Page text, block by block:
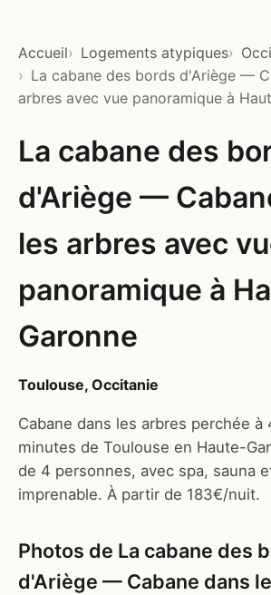
Accueil Logements atypiques
La cabane des bords d'Ariège —
arbres avec vue panoramique à
La cabane des
d'Ariège —
les arbres avec
panoramique à
Garonne
Toulouse, Occitanie
Cabane dans les arbres perchée à
minutes de Toulouse en Haute-
de 4 personnes, avec spa, sauna
imprenable. À partir de 183€/nuit.
Photos de La cabane des
d'Ariège — Cabane dans